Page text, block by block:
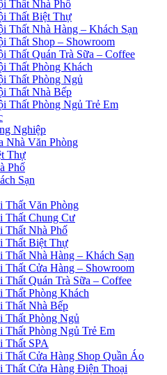
Thất Nhà Phố
Thất Biệt Thự
Thất Nhà Hàng – Khách Sạn
Thất Shop – Showroom
Thất Quán Trà Sữa – Coffee
Thất Phòng Khách
Thất Phòng Ngủ
Thất Nhà Bếp
Thất Phòng Ngủ Trẻ Em
Nghiệp
Nhà Văn Phòng
Thự
Phố
Sạn
Thất Văn Phòng
Thất Chung Cư
Thất Nhà Phố
Thất Biệt Thự
Thất Nhà Hàng – Khách Sạn
Thất Cửa Hàng – Showroom
Quán Trà Sữa – Coffee
Thất Phòng Khách
Thất Nhà Bếp
Thất Phòng Ngủ
Thất Phòng Ngủ Trẻ Em
Thất SPA
Thất Cửa Hàng Shop Quần Áo
Thất Cửa Hàng Điện Thoại